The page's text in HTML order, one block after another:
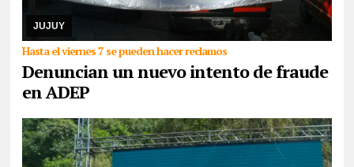
JUJUY
Hasta el viernes 7 se pueden hacer reclamos
Denuncian un nuevo intento de fraude
en ADEP
de septiembre, integrante de la lista Multicolor sostuvo que hace
días que la Junta Electoral no s ...